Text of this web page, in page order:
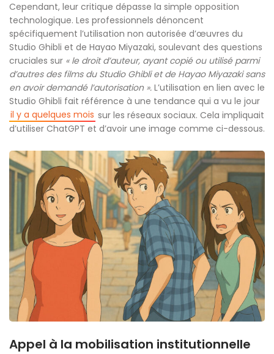
Cependant, leur critique dépasse la simple opposition
technologique. Les professionnels dénoncent
spécifiquement l’utilisation non autorisée d’œuvres du
Studio Ghibli et de Hayao Miyazaki, soulevant des questions
cruciales sur « le droit d’auteur, ayant copié ou utilisé parmi
d’autres des films du Studio Ghibli et de Hayao Miyazaki sans
en avoir demandé l’autorisation ». L’utilisation en lien avec le
Studio Ghibli fait référence à une tendance qui a vu le jour
il y a quelques mois sur les réseaux sociaux. Cela impliquait
d’utiliser ChatGPT et d’avoir une image comme ci-dessous.
Appel à la mobilisation institutionnelle